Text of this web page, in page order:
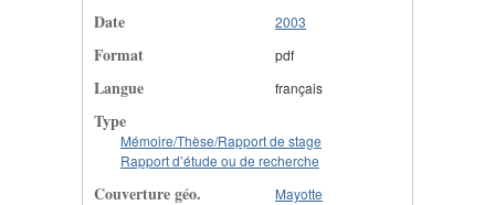
Date 2003
Format pdf
Langue français
Type
Mémoire/Thèse/Rapport de stage
Rapport d’étude ou de recherche
Couverture géo. Mayotte